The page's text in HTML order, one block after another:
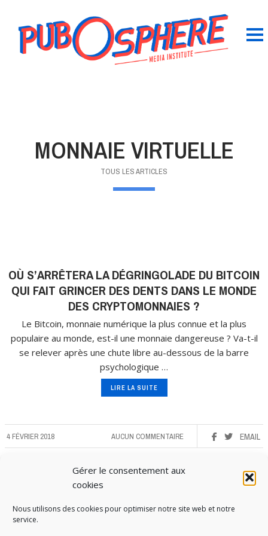
Gérer le consentement aux
cookies
Nous utilisons des cookies pour optimiser notre site web et notre
service.
MONNAIE VIRTUELLE
TOUS LES ARTICLES
OÙ S’ARRÊTERA LA DÉGRINGOLADE DU BITCOIN
QUI FAIT GRINCER DES DENTS DANS LE MONDE
DES CRYPTOMONNAIES ?
Le Bitcoin, monnaie numérique la plus connue et la plus
populaire au monde, est-il une monnaie dangereuse ? Va-t-il
se relever après une chute libre au-dessous de la barre
psychologique …
LIRE LA SUITE
4 FÉVRIER 2018 EMAIL
AUCUN COMMENTAIRE